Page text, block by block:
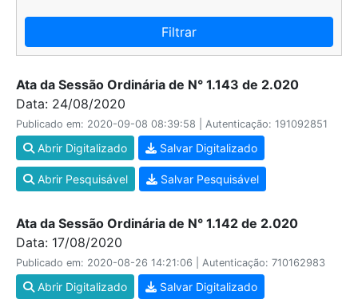
Filtrar
Ata da Sessão Ordinária de N° 1.143 de 2.020
Data: 24/08/2020
Publicado em: 2020-09-08 08:39:58 | Autenticação: 191092851
Abrir Digitalizado Salvar Digitalizado
Abrir Pesquisável Salvar Pesquisável
Ata da Sessão Ordinária de N° 1.142 de 2.020
Data: 17/08/2020
Publicado em: 2020-08-26 14:21:06 | Autenticação: 710162983
Abrir Digitalizado Salvar Digitalizado